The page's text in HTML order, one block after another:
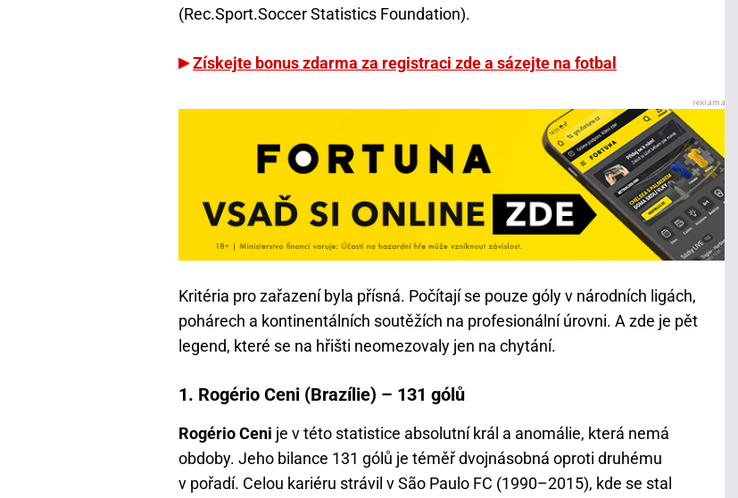
(Rec.Sport.Soccer Statistics Foundation).
Získejte bonus zdarma za registraci zde a sázejte na fotbal
Kritéria pro zařazení byla přísná. Počítají se pouze góly v národních ligách,
pohárech a kontinentálních soutěžích na profesionální úrovni. A zde je pět
legend, které se na hřišti neomezovaly jen na chytání.
1. Rogério Ceni (Brazílie) – 131 gólů
Rogério Ceni je v této statistice absolutní král a anomálie, která nemá
obdoby. Jeho bilance 131 gólů je téměř dvojnásobná oproti druhému
v pořadí. Celou kariéru strávil v São Paulo FC (1990–2015), kde se stal